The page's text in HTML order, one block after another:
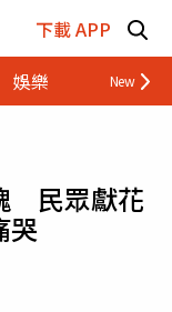
下載 APP
娛樂 財經
民眾獻花
哭